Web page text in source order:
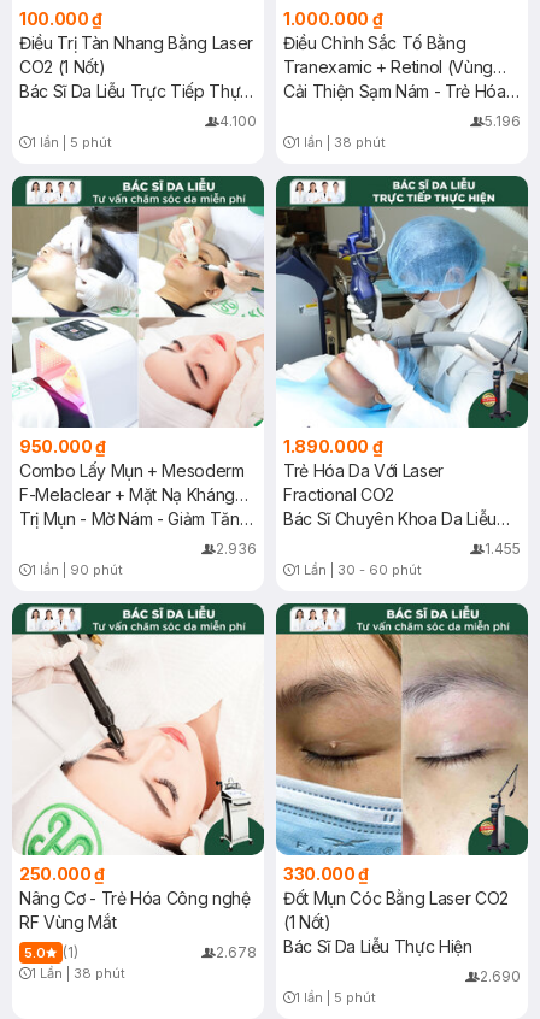
100.000 ₫
Điều Trị Tàn Nhang Bằng Laser
CO2 (1 Nốt)
Bác Sĩ Da Liễu Trực Tiếp Thực
4.100
1 lần 5 phút
1.000.000 ₫
Điều Chỉnh Sắc Tố Bằng
Tranexamic + Retinol (Vùng
Mặt)
Cải Thiện Sạm Nám - Trẻ Hóa
5.196
1 lần 38 phút
950.000 ₫
Combo Lấy Mụn + Mesoderm
F-Melaclear + Mặt Nạ Kháng
Khuẩn + Chiếu ASSH
Trị Mụn - Mờ Nám - Giảm Tăng
2.936
1 lần 90 phút
1.890.000 ₫
Trẻ Hóa Da Với Laser
Fractional CO2
Bác Sĩ Chuyên Khoa Da Liễu
1.455
1 Lần 30 - 60 phút
250.000 ₫
Nâng Cơ - Trẻ Hóa Công nghệ
RF Vùng Mắt
5.0 (1) 2.678
1 Lần 38 phút
330.000 ₫
Đốt Mụn Cóc Bằng Laser CO2
(1 Nốt)
Bác Sĩ Da Liễu Thực Hiện
2.690
1 lần 5 phút